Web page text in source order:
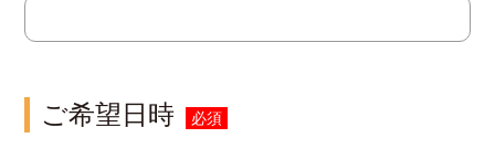
ご希望日時 必須